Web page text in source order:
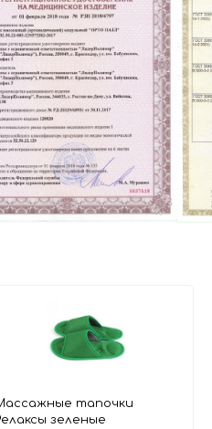
тапочки
зеленые